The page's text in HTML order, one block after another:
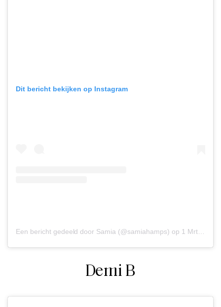
Dit bericht bekijken op Instagram
Een bericht gedeeld door Samia (@samiahamps) op 1 Mrt 2020 om 7:42 (PST)
Demi B